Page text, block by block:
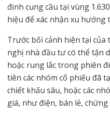
định cung cầu tại vùng
hiệu để xác nhận xu hướng
Trước bối cảnh hiện tại của
nghị nhà đầu tư có thể tận
hoặc rung lắc trong phiên
tiên các nhóm cổ phiếu đã
chiết khấu sâu, hoặc các
giá, như điện, bán lẻ,